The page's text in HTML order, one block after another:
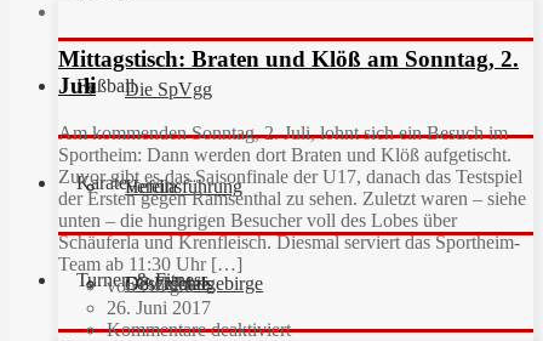
Die SpVgg
Vereinsführung
Geschichte
Hefdla
Downloads
Fußball
FC Fichtelgebirge
Karate
Turnen & Fitness
Mittagstisch: Braten und Klöß am Sonntag, 2.
Juli
Am kommenden Sonntag, 2. Juli, lohnt sich ein Besuch im
Sportheim: Dann werden dort Braten und Klöß aufgetischt.
Zuvor gibt es das Saisonfinale der U17, danach das Testspiel
der Ersten gegen Ramsenthal zu sehen. Zuletzt waren – siehe
unten – die hungrigen Besucher voll des Lobes über
Schäuferla und Krenfleisch. Diesmal serviert das Sportheim-
Team ab 11:30 Uhr […]
von Gregor
26. Juni 2017
Kommentare deaktiviert